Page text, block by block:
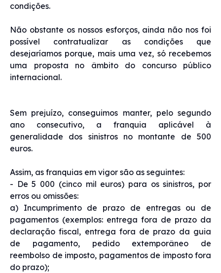
condições.
Não obstante os nossos esforços, ainda não nos foi
possível contratualizar as condições que
desejaríamos porque, mais uma vez, só recebemos
uma proposta no âmbito do concurso público
internacional.
Sem prejuízo, conseguimos manter, pelo segundo
ano consecutivo, a franquia aplicável à
generalidade dos sinistros no montante de 500
euros.
Assim, as franquias em vigor são as seguintes:
- De 5 000 (cinco mil euros) para os sinistros, por
erros ou omissões:
a) Incumprimento de prazo de entregas ou de
pagamentos (exemplos: entrega fora de prazo da
declaração fiscal, entrega fora de prazo da guia
de pagamento, pedido extemporâneo de
reembolso de imposto, pagamentos de imposto fora
do prazo);